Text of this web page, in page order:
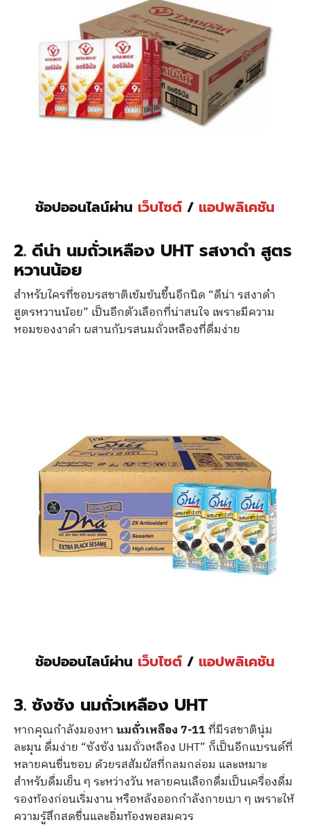
ช้อปออนไลน์ผ่าน เว็บไซต์ / แอปพลิเคชัน
2. ดีน่า นมถั่วเหลือง UHT รสงาดำ สูตร
หวานน้อย
สำหรับใครที่ชอบรสชาติเข้มข้นขึ้นอีกนิด “ดีน่า รสงาดำ
สูตรหวานน้อย” เป็นอีกตัวเลือกที่น่าสนใจ เพราะมีความ
หอมของงาดำ ผสานกับรสนมถั่วเหลืองที่ดื่มง่าย
ช้อปออนไลน์ผ่าน เว็บไซต์ / แอปพลิเคชัน
3. ซังซัง นมถั่วเหลือง UHT
หากคุณกำลังมองหานมถั่วเหลือง 7-11ที่มีรสชาตินุ่ม
ละมุน ดื่มง่าย “ซังซัง นมถั่วเหลือง UHT” ก็เป็นอีกแบรนด์ที่
หลายคนชื่นชอบ ด้วยรสสัมผัสที่กลมกล่อม และเหมาะ
สำหรับดื่มเย็น ๆ ระหว่างวัน หลายคนเลือกดื่มเป็นเครื่องดื่ม
รองท้องก่อนเริ่มงาน หรือหลังออกกำลังกายเบา ๆ เพราะให้
ความรู้สึกสดชื่นและอิ่มท้องพอสมควร